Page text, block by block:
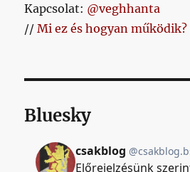
Kapcsolat: @veghhanta
//Mi ez és hogyan működik?
Bluesky